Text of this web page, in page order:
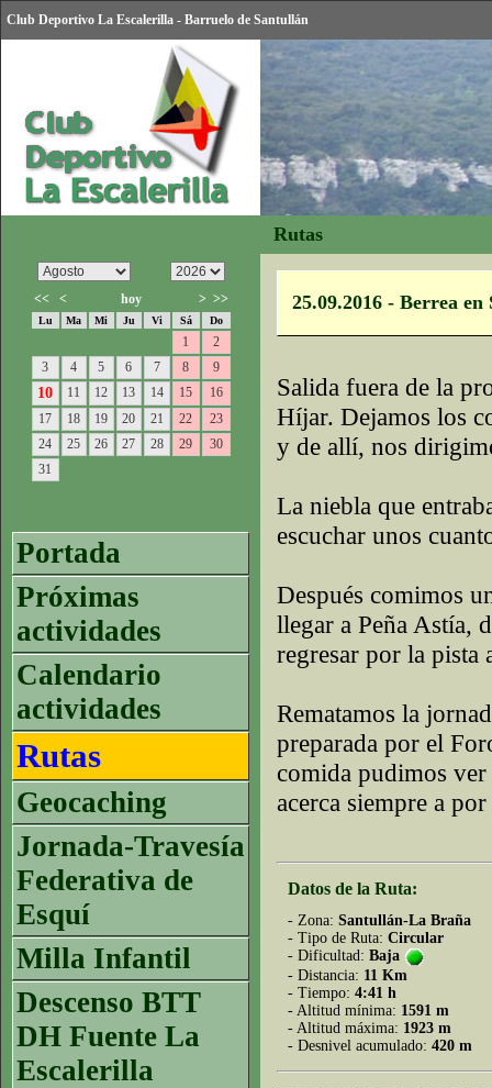
Club Deportivo La Escalerilla - Barruelo de Santullán
Rutas
<< < hoy > >>
Lu Ma Mi Ju Vi Sá Do
1
2
3
4 5 6 7 8 9
10 11 12 13 14 15
16
17
18 19 20 21 22
23
24
25 26 27 28 29
30
31
Portada
Próximas
actividades
Calendario
actividades
Rutas
Geocaching
Jornada-Travesía
Federativa de
Esquí
Milla Infantil
Descenso BTT
DH Fuente La
Escalerilla
25.09.2016 - Berrea
Salida fuera de la
Híjar. Dejamos los
y de allí, nos
La niebla que
escuchar unos
Después comimos
llegar a Peña Astía,
regresar por la pista
Rematamos la
preparada por el
comida pudimos
acerca siempre a
Datos de la Ruta:
- Zona: Santullán-La Braña
- Tipo de Ruta: Circular
- Dificultad: Baja
- Distancia: 11 Km
- Tiempo: 4:41 h
- Altitud mínima: 1591 m
- Altitud máxima: 1923 m
- Desnivel acumulado: 420 m